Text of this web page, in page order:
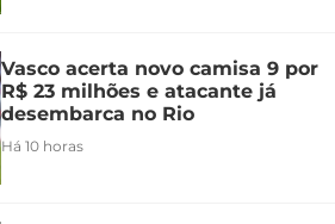
Vasco acerta novo camisa 9 por
R$ 23 milhões e atacante já
desembarca no Rio
Há 10 horas